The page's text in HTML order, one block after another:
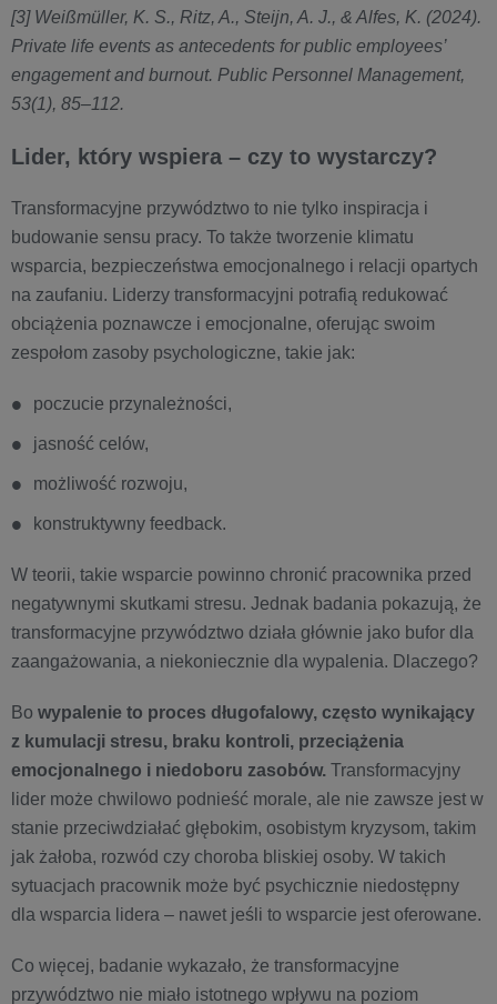
[3] Weißmüller, K. S., Ritz, A., Steijn, A. J., & Alfes, K. (2024).
Private life events as antecedents for public employees’
engagement and burnout. Public Personnel Management,
53(1), 85–112.
Lider, który wspiera – czy to wystarczy?
Transformacyjne przywództwo to nie tylko inspiracja i
budowanie sensu pracy. To także tworzenie klimatu
wsparcia, bezpieczeństwa emocjonalnego i relacji opartych
na zaufaniu. Liderzy transformacyjni potrafią redukować
obciążenia poznawcze i emocjonalne, oferując swoim
zespołom zasoby psychologiczne, takie jak:
poczucie przynależności,
jasność celów,
możliwość rozwoju,
konstruktywny feedback.
W teorii, takie wsparcie powinno chronić pracownika przed
negatywnymi skutkami stresu. Jednak badania pokazują, że
transformacyjne przywództwo działa głównie jako bufor dla
zaangażowania, a niekoniecznie dla wypalenia. Dlaczego?
Bo wypalenie to proces długofalowy, często wynikający
z kumulacji stresu, braku kontroli, przeciążenia
emocjonalnego i niedoboru zasobów. Transformacyjny
lider może chwilowo podnieść morale, ale nie zawsze jest w
stanie przeciwdziałać głębokim, osobistym kryzysom, takim
jak żałoba, rozwód czy choroba bliskiej osoby. W takich
sytuacjach pracownik może być psychicznie niedostępny
dla wsparcia lidera – nawet jeśli to wsparcie jest oferowane.
Co więcej, badanie wykazało, że transformacyjne
przywództwo nie miało istotnego wpływu na poziom